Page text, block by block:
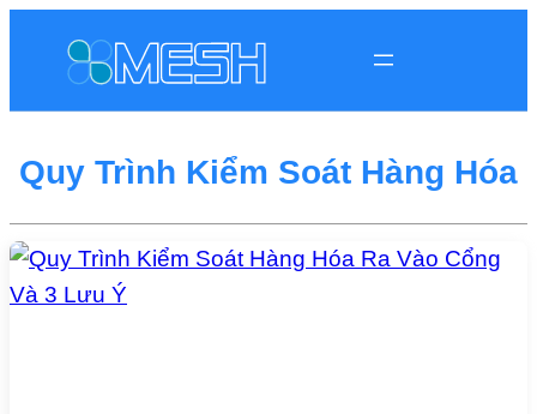
Quy Trình Kiểm Soát Hàng Hóa